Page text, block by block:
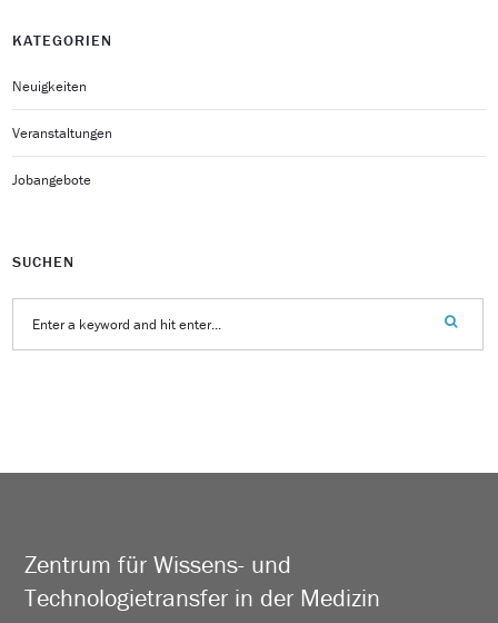
KATEGORIEN
Neuigkeiten
Veranstaltungen
Jobangebote
SUCHEN
Zentrum für Wissens- und
Technologietransfer in der Medizin